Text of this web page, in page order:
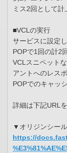
ミス2回として
■VCLの実行
サービスに設定
POPで1回の計2
VCLスニペット
アントへのレス
POPでのキャッ
詳細は下記URL
▼オリジンシー
https://